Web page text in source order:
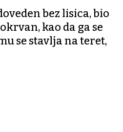
bez lisica, bio
kao da ga se
se stavlja na teret,